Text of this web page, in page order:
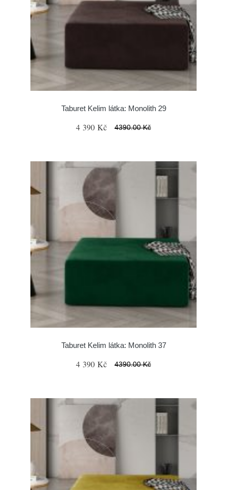
Taburet Kelim látka: Monolith 29
4 390 Kč 4390.00 Kč
Taburet Kelim látka: Monolith 37
4 390 Kč 4390.00 Kč